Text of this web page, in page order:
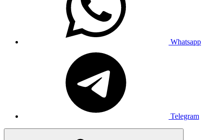
Whatsapp
Telegram